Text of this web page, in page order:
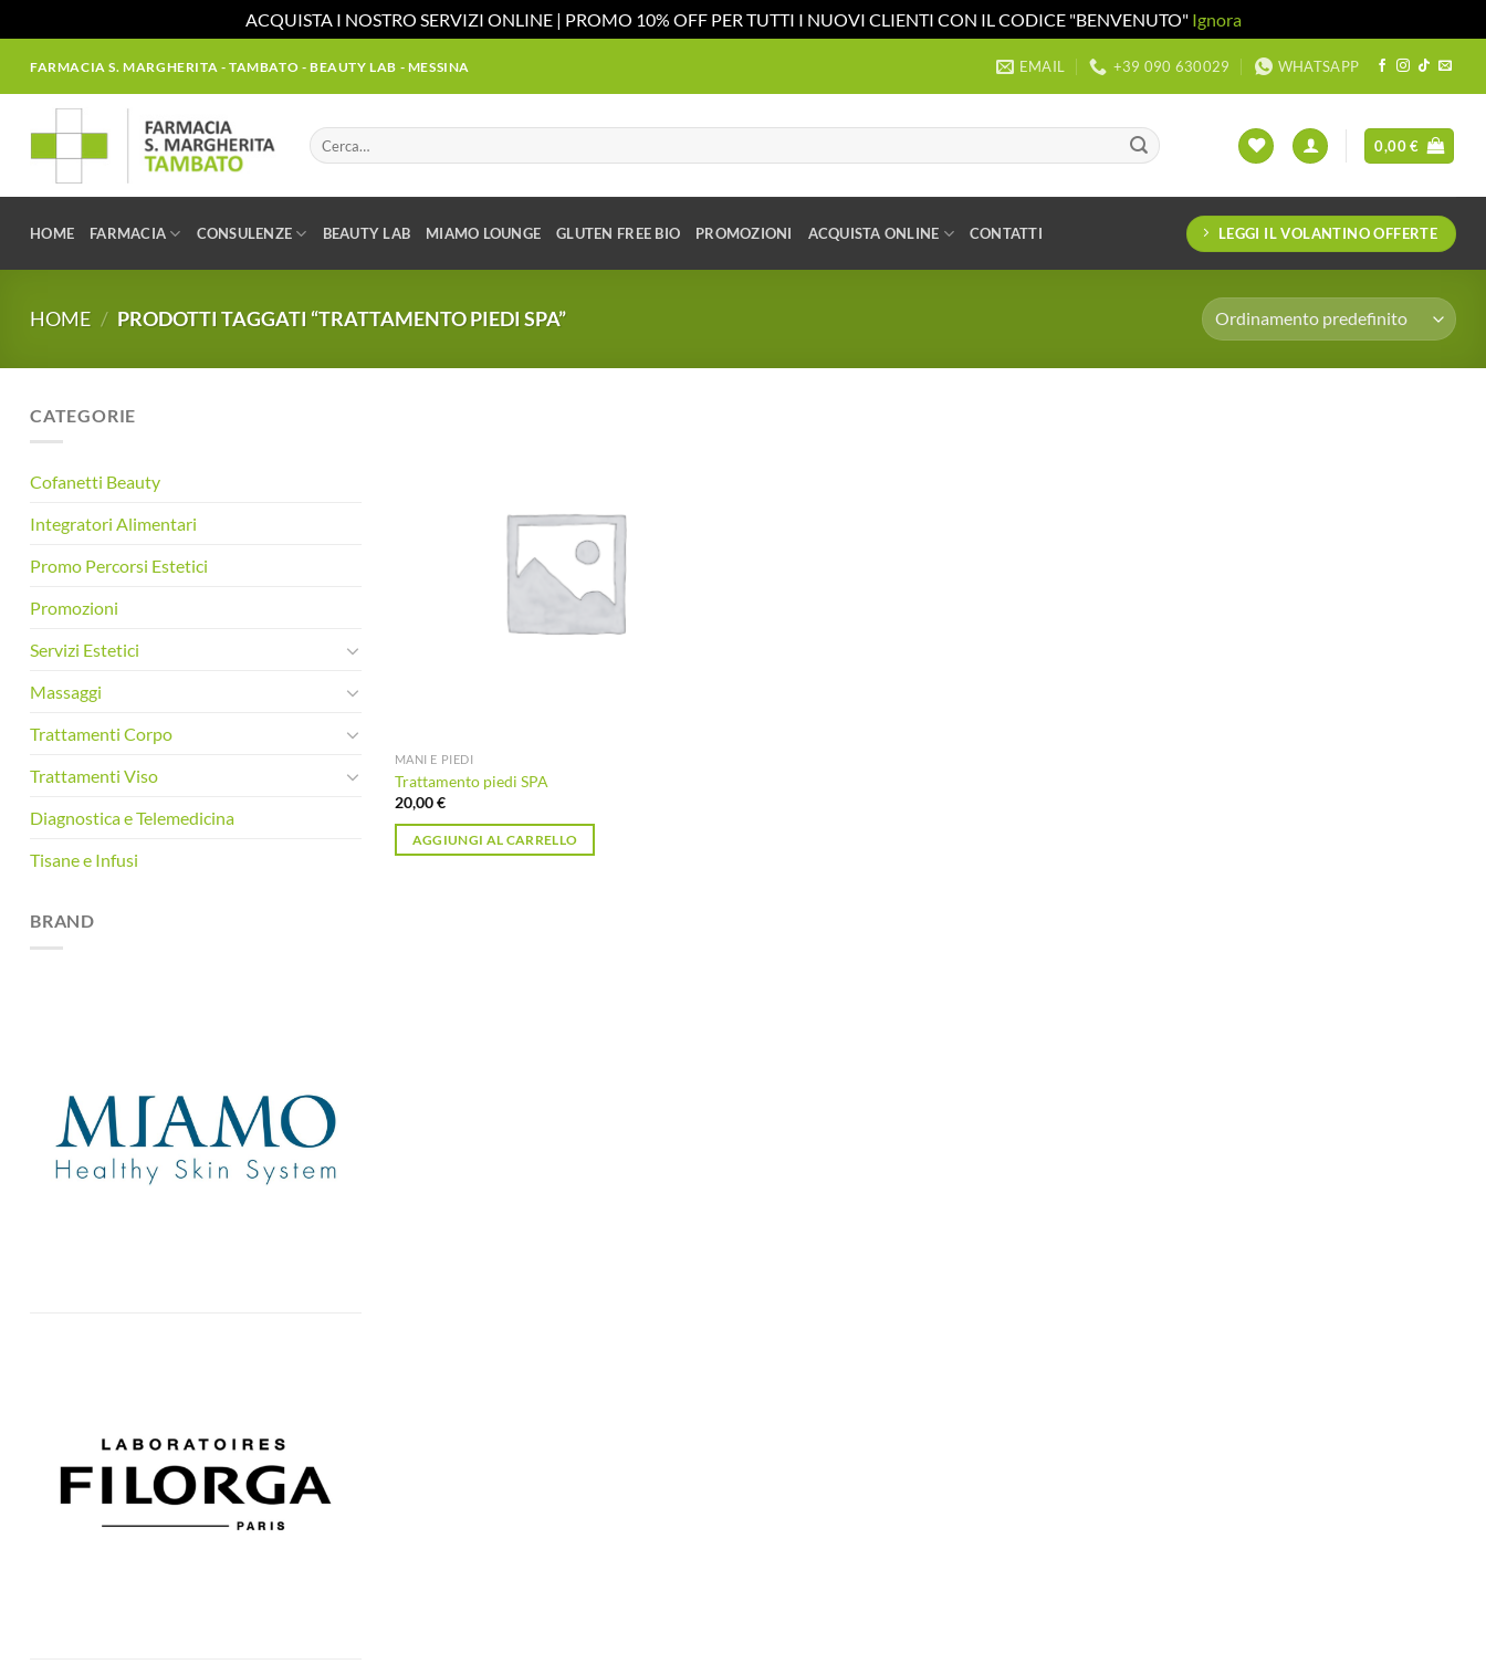
ACQUISTA I NOSTRO SERVIZI ONLINE | PROMO 10% OFF PER TUTTI I NUOVI CLIENTI CON IL CODICE "BENVENUTO" Ignora
contenuti
FARMACIA S. MARGHERITA - TAMBATO - BEAUTY LAB - MESSINA EMAIL +39 090 630029 WHATSAPP
Cerca:
0,00€
HOME FARMACIA CONSULENZE BEAUTY LAB MIAMO LOUNGE GLUTEN FREE BIO PROMOZIONI ACQUISTA ONLINE CONTATTI LEGGI IL VOLANTINO OFFERTE
HOME / PRODOTTI TAGGATI “TRATTAMENTO PIEDI SPA”
CATEGORIE
Cofanetti Beauty
Integratori Alimentari
Promo Percorsi Estetici
Promozioni
Servizi Estetici
Massaggi
Trattamenti Corpo
Trattamenti Viso
Diagnostica e Telemedicina
Tisane e Infusi
BRAND
MANI E PIEDI
Trattamento piedi SPA
20,00€
AGGIUNGI AL CARRELLO